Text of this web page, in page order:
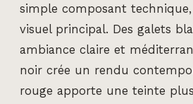
simple composant technique,
visuel principal. Des galets
ambiance claire et
noir crée un rendu
rouge apporte une teinte